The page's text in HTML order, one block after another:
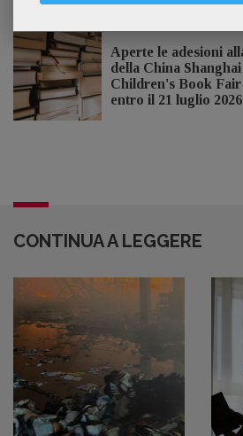
Aperte le adesioni
della China
Children's Book
entro il 21 luglio 2026
CONTINUA A LEGGERE